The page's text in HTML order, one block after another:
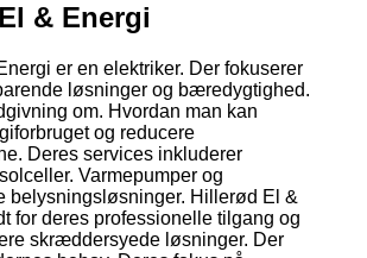
& Energi
er en elektriker. Der fokuserer
løsninger og bæredygtighed.
om. Hvordan man kan
og reducere
Deres services inkluderer
Varmepumper og
belysningsløsninger. Hillerød El &
for deres professionelle tilgang og
skræddersyede løsninger. Der